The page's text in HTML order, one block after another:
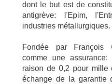
dont le but est de
antigrève: l'Epim,
industries métallurgiques.
Fondée par François
comme une
raison de 0,2 pour mille
échange de la garantie